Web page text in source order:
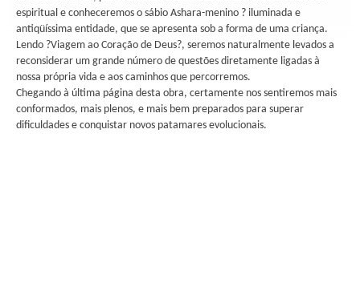
espiritual e conheceremos o sábio Ashara-menino ? iluminada e
antiqüíssima entidade, que se apresenta sob a forma de uma criança.
Lendo ?Viagem ao Coração de Deus?, seremos naturalmente levados a
reconsiderar um grande número de questões diretamente ligadas à
nossa própria vida e aos caminhos que percorremos.
Chegando à última página desta obra, certamente nos sentiremos mais
conformados, mais plenos, e mais bem preparados para superar
dificuldades e conquistar novos patamares evolucionais.